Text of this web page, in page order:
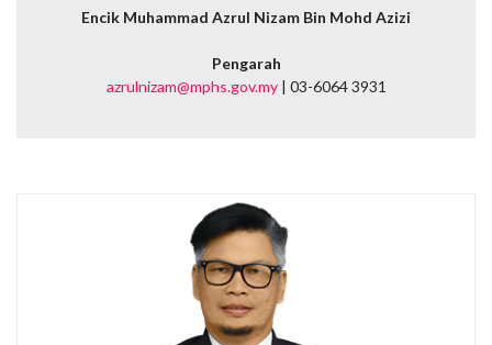
Encik Muhammad Azrul Nizam Bin Mohd Azizi
Pengarah
azrulnizam@mphs.gov.my| 03-6064 3931